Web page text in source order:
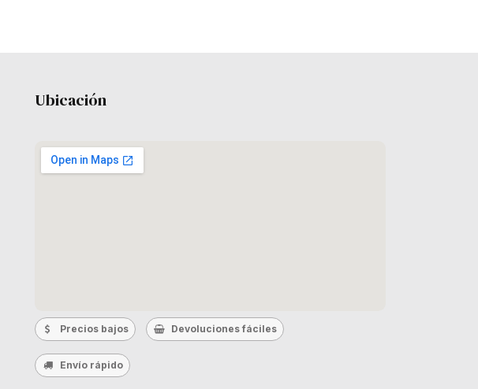
Ubicación
Precios bajos Devoluciones fáciles
Envío rápido